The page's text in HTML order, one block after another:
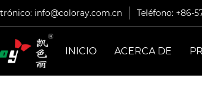
info@coloray.com.cn Teléfono: +86-
INICIO ACERCA DE